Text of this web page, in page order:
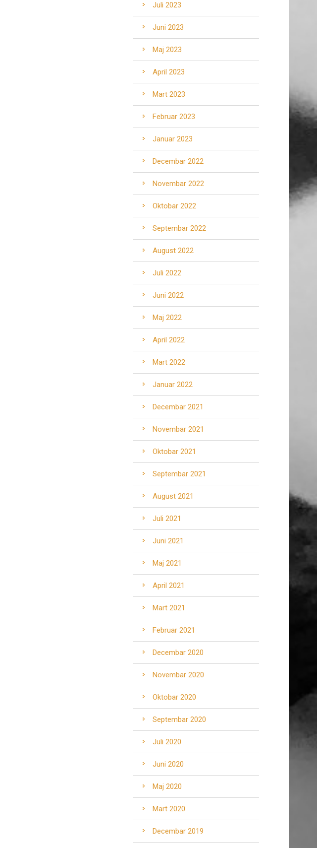
Juli 2023
Juni 2023
Maj 2023
April 2023
Mart 2023
Februar 2023
Januar 2023
Decembar 2022
Novembar 2022
Oktobar 2022
Septembar 2022
August 2022
Juli 2022
Juni 2022
Maj 2022
April 2022
Mart 2022
Januar 2022
Decembar 2021
Novembar 2021
Oktobar 2021
Septembar 2021
August 2021
Juli 2021
Juni 2021
Maj 2021
April 2021
Mart 2021
Februar 2021
Decembar 2020
Novembar 2020
Oktobar 2020
Septembar 2020
Juli 2020
Juni 2020
Maj 2020
Mart 2020
Decembar 2019